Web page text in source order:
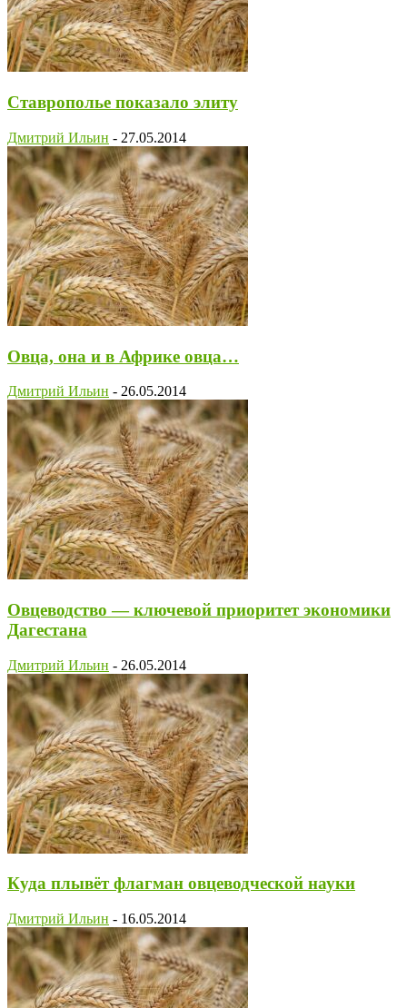
Ставрополье показало элиту
Дмитрий Ильин - 27.05.2014
Овца, она и в Африке овца…
Дмитрий Ильин - 26.05.2014
Овцеводство — ключевой приоритет экономики
Дагестана
Дмитрий Ильин - 26.05.2014
Куда плывёт флагман овцеводческой науки
Дмитрий Ильин - 16.05.2014